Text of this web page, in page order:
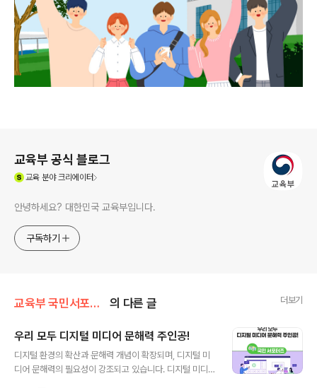
교육부 공식 블로그
교육분야 크리에이터
안녕하세요? 대한민국 교육부입니다.
구독하기
교육부 국민서포터즈 의 다른 글 더보기
우리 모두 디지털 미디어 문해력 주인공!
디지털 환경의 확산과 문해력 개념이 확장되며, 디지털 미
디어 문해력의 필요성이 강조되고 있습니다. 디지털 미디